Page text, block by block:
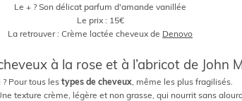
Le + ? Son délicat parfum d'amande vanillée
Le prix : 15€
La retrouver : Crème lactée cheveux de Denovo
à la rose et à l’abricot de John
? Pour tous les types de cheveux, même les plus fragilisés.
texture crème, légère et non grasse, qui nourrit sans